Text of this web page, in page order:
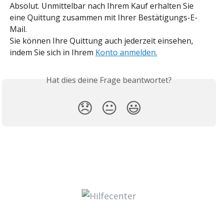
Absolut. Unmittelbar nach Ihrem Kauf erhalten Sie
eine Quittung zusammen mit Ihrer Bestätigungs-E-
Mail.
Sie können Ihre Quittung auch jederzeit einsehen,
indem Sie sich in Ihrem Konto anmelden.
Hat dies deine Frage beantwortet?
😞 😐 😃